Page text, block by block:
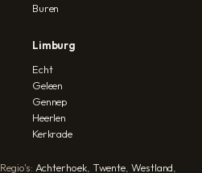
Buren
Limburg
Echt
Geleen
Gennep
Heerlen
Kerkrade
Regio's: Achterhoek, Twente Westland